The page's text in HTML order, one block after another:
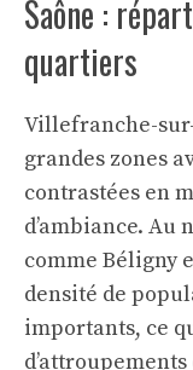
Saône :
quartiers
Villefranche-
grandes zones
contrastées en
d’ambiance. Au
comme Béligny
densité de
importants, ce